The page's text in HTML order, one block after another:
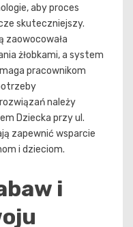
aby proces
skuteczniejszy.
zaowocowała
żłobkami, a system
pracownikom
należy
Dziecka przy ul.
zapewnić wsparcie
i dzieciom.
i